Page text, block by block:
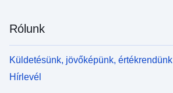
Rólunk
Küldetésünk, jövőképünk, értékrendünk
Hírlevél